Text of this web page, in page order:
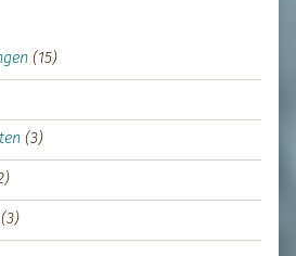
(15)
(3)
(3)